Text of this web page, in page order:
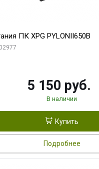
ПК XPG PYLONII650B
5 150 руб.
В наличии
Купить
Подробнее